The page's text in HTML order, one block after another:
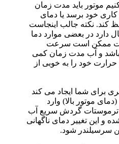
موتور باید مدت زمان
کاری خود برسد یا دمای
کند. نکته جالب اینجاست
دارد در بعضی موارد دما
ممکن است سرعت
و آب مدت زمان کمی
حرارت خود را به خوبی از
برای شما ایجاد می کند
موتور بالا) وارد
ترموستات گردش سریع آب
و این تغییر دمای ناگهانی
سرسیلندر شود.